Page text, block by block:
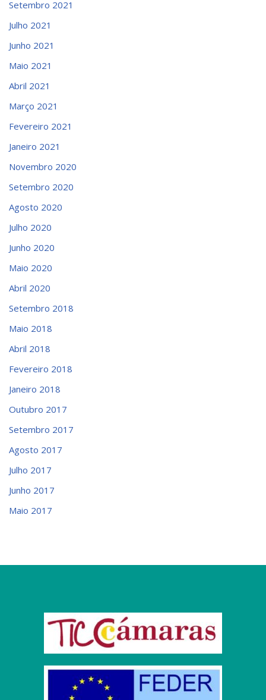
Setembro 2021
Julho 2021
Junho 2021
Maio 2021
Abril 2021
Março 2021
Fevereiro 2021
Janeiro 2021
Novembro 2020
Setembro 2020
Agosto 2020
Julho 2020
Junho 2020
Maio 2020
Abril 2020
Setembro 2018
Maio 2018
Abril 2018
Fevereiro 2018
Janeiro 2018
Outubro 2017
Setembro 2017
Agosto 2017
Julho 2017
Junho 2017
Maio 2017